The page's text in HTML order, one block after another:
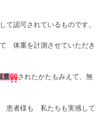
て認可されているものです。
体重を計測させていただき
量
されたかたもみえて、無
患者様も 私たちも実感して